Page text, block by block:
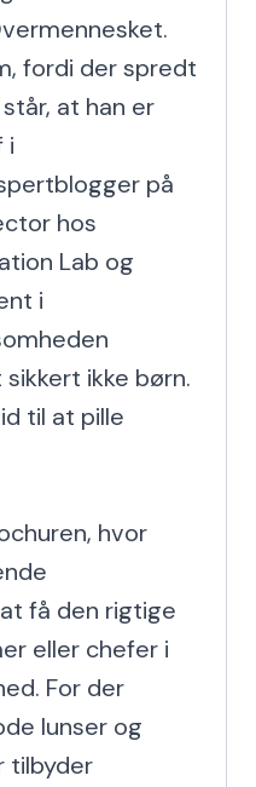
fordi der spredt
at han er
i
på
hos
Lab og
i
sikkert ikke børn.
til at pille
hvor
få den rigtige
eller chefer i
For der
lunser og
tilbyder